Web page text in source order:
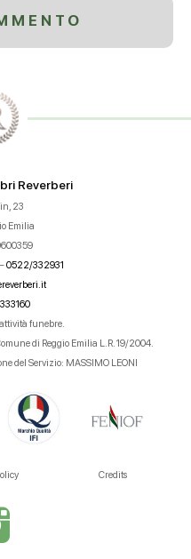
Reverberi
23
Emilia
0522/332931
funebre.
di Reggio Emilia L.R. 19/2004.
del Servizio: MASSIMO LEONI
Credits